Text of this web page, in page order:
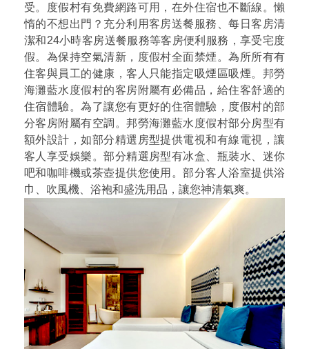
受。度假村有免費網路可用，在外住宿也不斷線。懶
惰的不想出門？充分利用客房送餐服務、每日客房清
潔和24小時客房送餐服務等客房便利服務，享受宅度
假。為保持空氣清新，度假村全面禁煙。為所所有有
住客與員工的健康，客人只能指定吸煙區吸煙。邦勞
海灘藍水度假村的客房附屬有必備品，給住客舒適的
住宿體驗。為了讓您有更好的住宿體驗，度假村的部
分客房附屬有空調。邦勞海灘藍水度假村部分房型有
額外設計，如部分精選房型提供電視和有線電視，讓
客人享受娛樂。部分精選房型有冰盒、瓶裝水、迷你
吧和咖啡機或茶壺提供您使用。部分客人浴室提供浴
巾、吹風機、浴袍和盛洗用品，讓您神清氣爽。